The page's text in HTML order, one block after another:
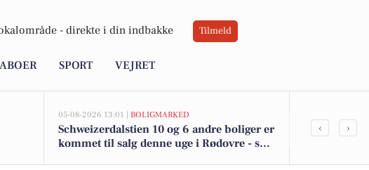
- direkte i din indbakke Tilmeld
SPORT VEJRET
05-08-2026 13:01 | BOLIGMARKED
Schweizerdalstien 10 og 6 andre boliger er
kommet til salg denne uge i Rødovre - se
Top 6 over
‹ ›